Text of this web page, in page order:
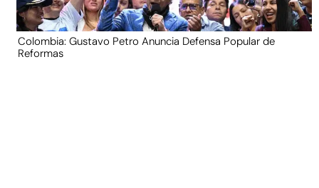
Colombia: Gustavo Petro Anuncia Defensa Popular de
Reformas